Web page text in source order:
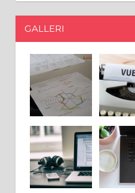
GALLERI